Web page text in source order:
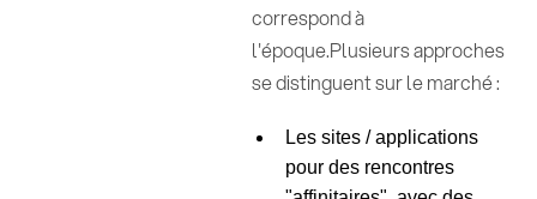
correspond à
l'époque.Plusieurs approches
se distinguent sur le marché :
Les sites / applications
pour des rencontres